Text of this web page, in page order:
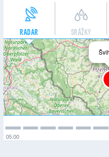
RADAR SRÁŽKY
05:00